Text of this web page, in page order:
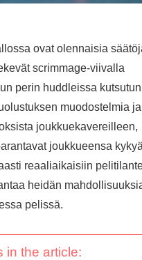
ovat olennaisia
scrimmage-viivalla
perin huddleissa
muodostelmia ja
joukkuekavereilleen,
joukkueensa kykyä
reaaliaikaisiin
heidän
pelissä.
in the article: